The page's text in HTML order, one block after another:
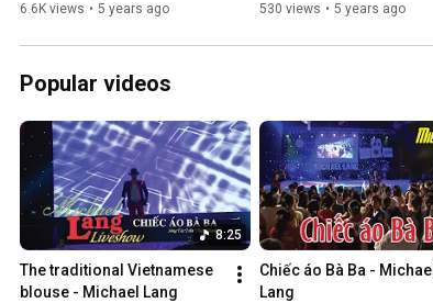
6.6K views • 5 years ago
530 views • 5 years ago
Popular videos
8:25
The traditional Vietnamese
blouse - Michael Lang
Chiếc áo Bà Ba - Michael
Lang